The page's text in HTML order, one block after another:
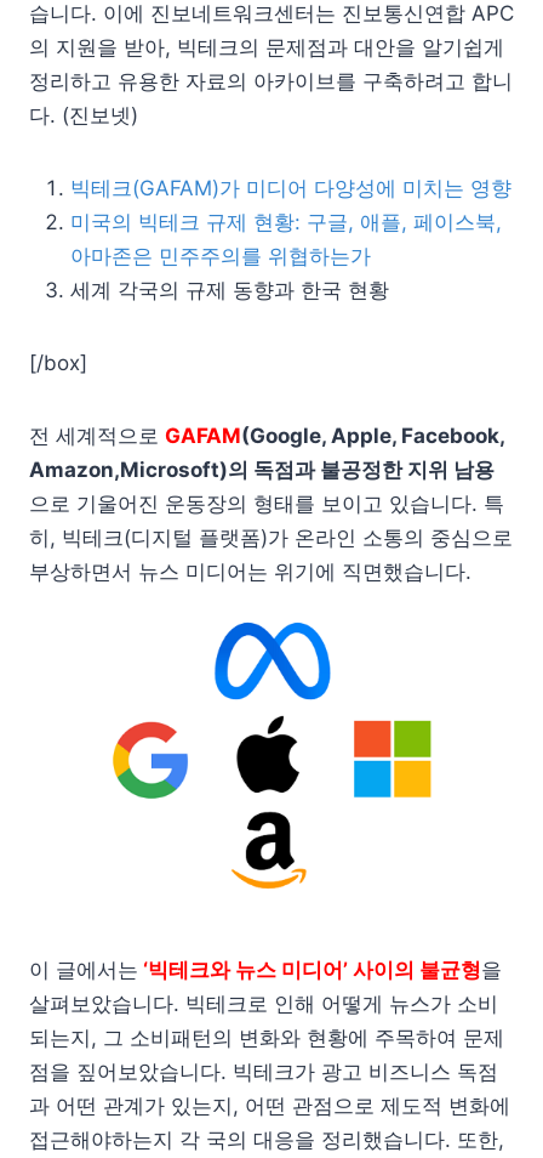
습니다. 이에 진보네트워크센터는 진보통신연합 APC
의 지원을 받아, 빅테크의 문제점과 대안을 알기쉽게
정리하고 유용한 자료의 아카이브를 구축하려고 합니
다. (진보넷)
빅테크(GAFAM)가 미디어 다양성에 미치는 영향
미국의 빅테크 규제 현황: 구글, 애플, 페이스북,
아마존은 민주주의를 위협하는가
세계 각국의 규제 동향과 한국 현황
[/box]
전 세계적으로 GAFAM(Google, Apple, Facebook,
Amazon,Microsoft)의 독점과 불공정한 지위 남용
으로 기울어진 운동장의 형태를 보이고 있습니다. 특
히, 빅테크(디지털 플랫폼)가 온라인 소통의 중심으로
부상하면서 뉴스 미디어는 위기에 직면했습니다.
이 글에서는 ‘빅테크와 뉴스 미디어’ 사이의 불균형을
살펴보았습니다. 빅테크로 인해 어떻게 뉴스가 소비
되는지, 그 소비패턴의 변화와 현황에 주목하여 문제
점을 짚어보았습니다. 빅테크가 광고 비즈니스 독점
과 어떤 관계가 있는지, 어떤 관점으로 제도적 변화에
접근해야하는지 각 국의 대응을 정리했습니다. 또한,